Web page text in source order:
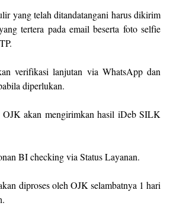
yang telah ditandatangani harus dikirim
tertera pada email beserta foto selfie
verifikasi lanjutan via WhatsApp dan
diperlukan.
akan mengirimkan hasil iDeb SILK
BI checking via Status Layanan.
diproses oleh OJK selambatnya 1 hari